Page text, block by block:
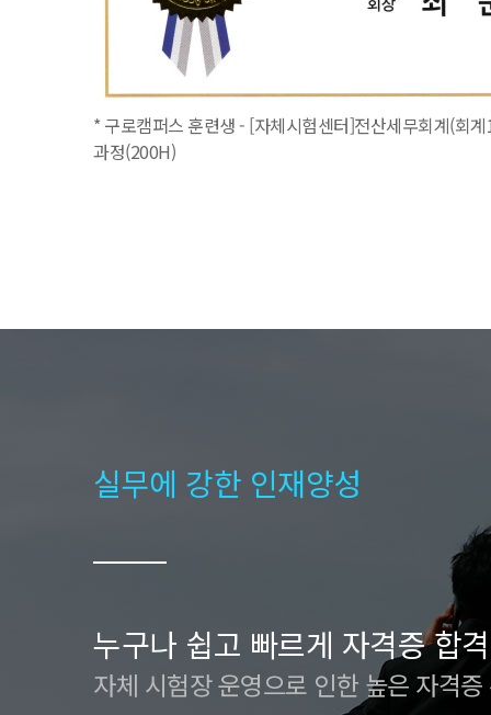
* 구로캠퍼스 훈련생 - [자체시험센터]전산세무회계(회
과정(200H)
실무에 강한 인재양성
누구나 쉽고 빠르게 자격증 합
자체 시험장 운영으로 인한 높은 자격